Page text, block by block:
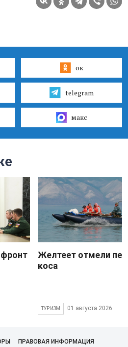
ок
telegram
макс
Желтеет отмели
коса
ТУРИЗМ 01 августа 2026
ПРАВОВАЯ ИНФОРМАЦИЯ